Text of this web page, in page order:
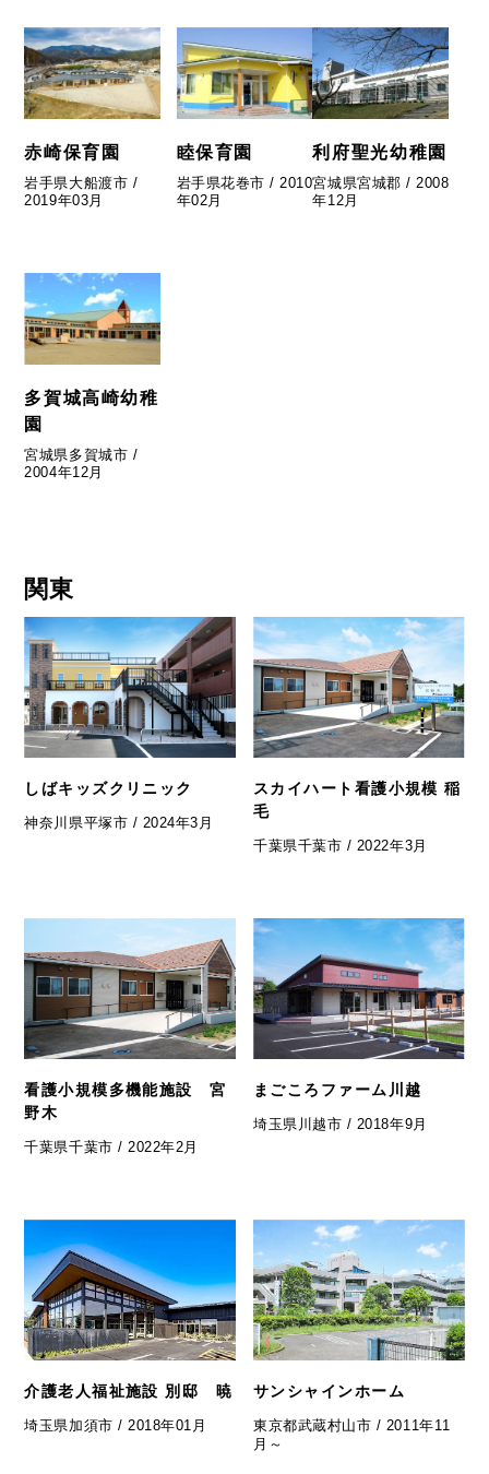
赤崎保育園
岩手県大船渡市 /
2019年03月
睦保育園
岩手県花巻市 / 2010
年02月
利府聖光幼稚園
宮城県宮城郡 / 2008
年12月
多賀城高崎幼稚
園
宮城県多賀城市 /
2004年12月
関東
しばキッズクリニック
神奈川県平塚市 / 2024年3月
スカイハート看護小規模 稲
毛
千葉県千葉市 / 2022年3月
看護小規模多機能施設 宮
野木
千葉県千葉市 / 2022年2月
まごころファーム川越
埼玉県川越市 / 2018年9月
介護老人福祉施設 別邸 暁
埼玉県加須市 / 2018年01月
サンシャインホーム
東京都武蔵村山市 / 2011年11
月～